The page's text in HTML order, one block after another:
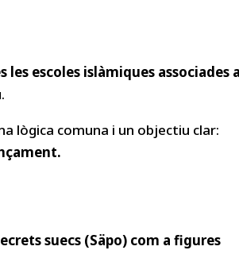
les escoles islàmiques associades
lògica comuna i un objectiu clar:
suecs (Säpo) com a figures